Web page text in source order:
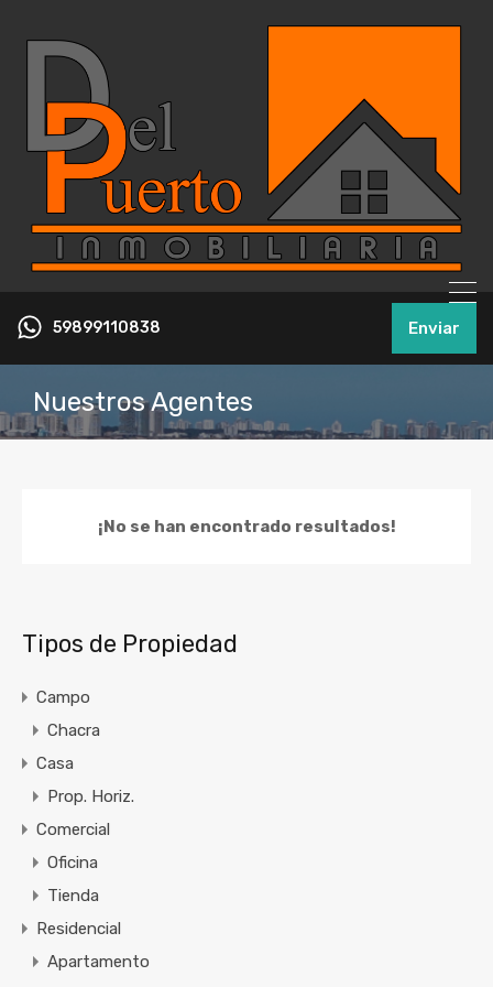
59899110838 Enviar
Nuestros Agentes
¡No se han encontrado resultados!
Tipos de Propiedad
Campo
Chacra
Casa
Prop. Horiz.
Comercial
Oficina
Tienda
Residencial
Apartamento